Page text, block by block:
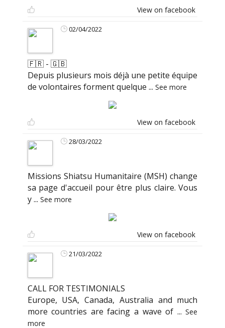
View on facebook
02/04/2022
🇫🇷 - 🇬🇧
Depuis plusieurs mois déjà une petite équipe
de volontaires forment quelque ... See more
View on facebook
28/03/2022
Missions Shiatsu Humanitaire (MSH) change
sa page d'accueil pour être plus claire. Vous
y... See more
View on facebook
21/03/2022
CALL FOR TESTIMONIALS
Europe, USA, Canada, Australia and much
more countries are facing a wave of ...See
more